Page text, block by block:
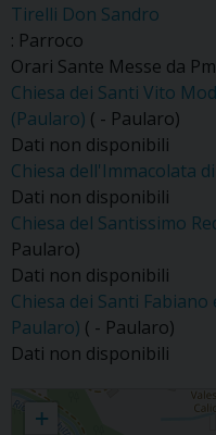
Tirelli Don Sandro
: Parroco
Orari Sante Messe da
Chiesa dei Santi Vito
(Paularo) ( - Paularo)
Dati non disponibili
Chiesa dell'Immacolata
Dati non disponibili
Chiesa del Santissimo
Paularo)
Dati non disponibili
Chiesa dei Santi
Paularo) ( - Paularo)
Dati non disponibili
Paularo
+